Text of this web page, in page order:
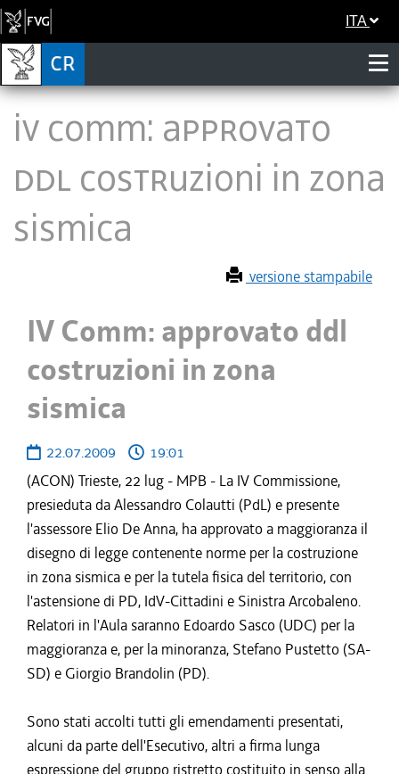
ITA
IV Comm: approvato
ddl costruzioni in zona
sismica
versione stampabile
IV Comm: approvato ddl
costruzioni in zona
sismica
22.07.2009
19:01
(ACON) Trieste, 22 lug - MPB - La IV Commissione,
presieduta da Alessandro Colautti (PdL) e presente
l'assessore Elio De Anna, ha approvato a maggioranza il
disegno di legge contenente norme per la costruzione
in zona sismica e per la tutela fisica del territorio, con
l'astensione di PD, IdV-Cittadini e Sinistra Arcobaleno.
Relatori in l'Aula saranno Edoardo Sasco (UDC) per la
maggioranza e, per la minoranza, Stefano Pustetto (SA-
SD) e Giorgio Brandolin (PD).
Sono stati accolti tutti gli emendamenti presentati,
alcuni da parte dell'Esecutivo, altri a firma lunga
espressione del gruppo ristretto costituito in senso alla